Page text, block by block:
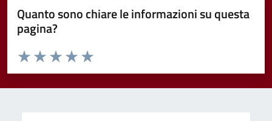
Quanto sono chiare le informazioni su questa
pagina?
Valuta da 1 a 5 stelle la pagina
Valuta 5 stelle su 5
Valuta 4 stelle su 5
Valuta 3 stelle su 5
Valuta 2 stelle su 5
Valuta 1 stelle su 5